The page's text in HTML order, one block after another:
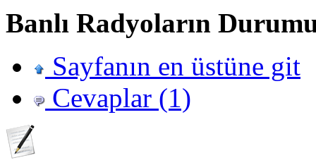
Banlı Radyoların
Sayfanın en üstüne git
Cevaplar (1)